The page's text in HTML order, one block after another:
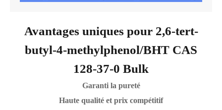
Avantages uniques pour 2,6-tert-
butyl-4-methylphenol/BHT CAS
128-37-0 Bulk
Garanti la pureté
Haute qualité et prix compétitif